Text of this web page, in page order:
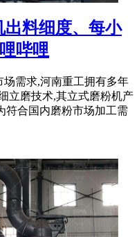
料细度、每小
哔哩
场需求,河南重工拥有多年
立磨技术,其立式磨粉机产
符合国内磨粉市场加工需